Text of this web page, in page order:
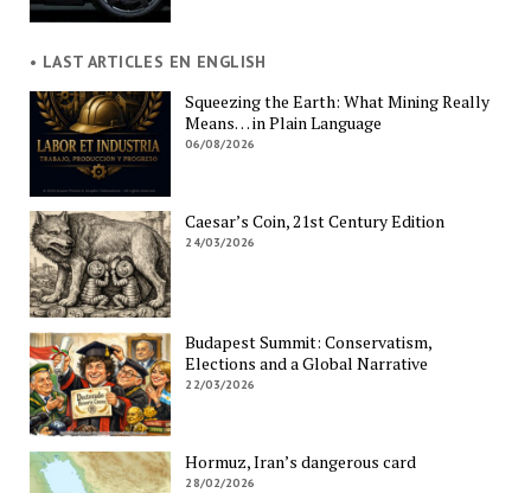
• LAST ARTICLES EN ENGLISH
Squeezing the Earth: What Mining Really
Means… in Plain Language
06/08/2026
Caesar’s Coin, 21st Century Edition
24/03/2026
Budapest Summit: Conservatism,
Elections and a Global Narrative
22/03/2026
Hormuz, Iran’s dangerous card
28/02/2026